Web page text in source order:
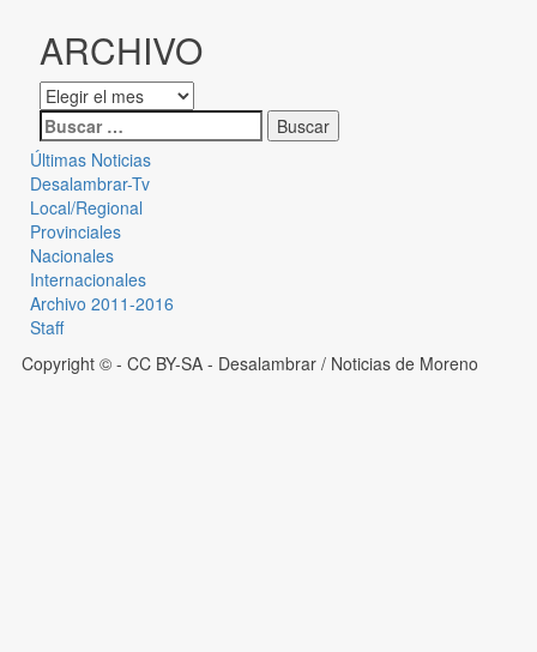
ARCHIVO
Últimas Noticias
Desalambrar-Tv
Local/Regional
Provinciales
Nacionales
Internacionales
Archivo 2011-2016
Staff
Copyright © - CC BY-SA - Desalambrar / Noticias de Moreno